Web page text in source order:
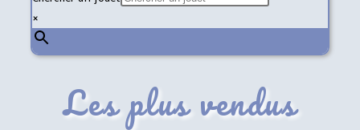
×
Les plus vendus